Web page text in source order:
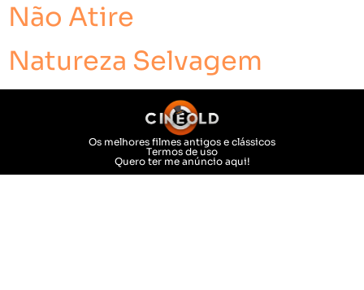
Não Atire
Natureza Selvagem
Os melhores filmes antigos e clássicos
Termos de uso
Quero ter me anúncio aqui!